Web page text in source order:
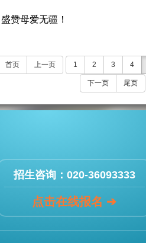
赞母爱无疆！
首页 上一页 1 2 3 4
下一页 尾页
招生咨询：020-36093333
点击在线报名 ➔